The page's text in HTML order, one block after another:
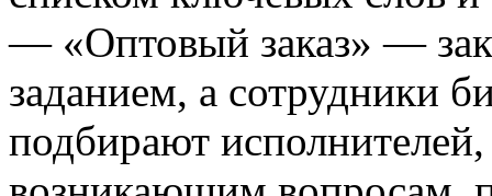
— «Оптовый заказ» —
заданием, а сотрудники
подбирают